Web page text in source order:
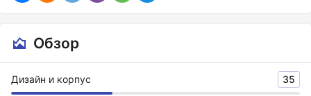
Обзор
Дизайн и корпус 35